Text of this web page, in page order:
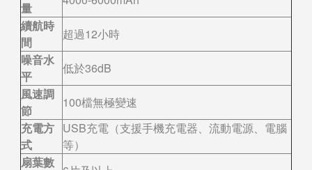
量
續航時
間
超過12小時
噪音水
平
低於36dB
風速調
節
100檔無極變速
充電方
式
USB充電（支援手機充電器、流動電源、電腦
等）
扇葉數